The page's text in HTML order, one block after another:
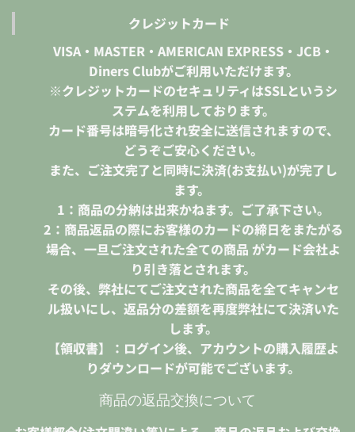
クレジットカード
VISA・MASTER・AMERICAN EXPRESS・JCB・
Diners Clubがご利用いただけます。
※クレジットカードのセキュリティはSSLというシ
ステムを利用しております。
カード番号は暗号化され安全に送信されますので、
どうぞご安心ください。
また、ご注文完了と同時に決済(お支払い)が完了し
ます。
1：商品の分納は出来かねます。ご了承下さい。
2：商品返品の際にお客様のカードの締日をまたがる
場合、一旦ご注文された全ての商品 がカード会社よ
り引き落とされます。
その後、弊社にてご注文された商品を全てキャンセ
ル扱いにし、返品分の差額を再度弊社にて決済いた
します。
【領収書】：ログイン後、アカウントの購入履歴よ
りダウンロードが可能でございます。
商品の返品交換について